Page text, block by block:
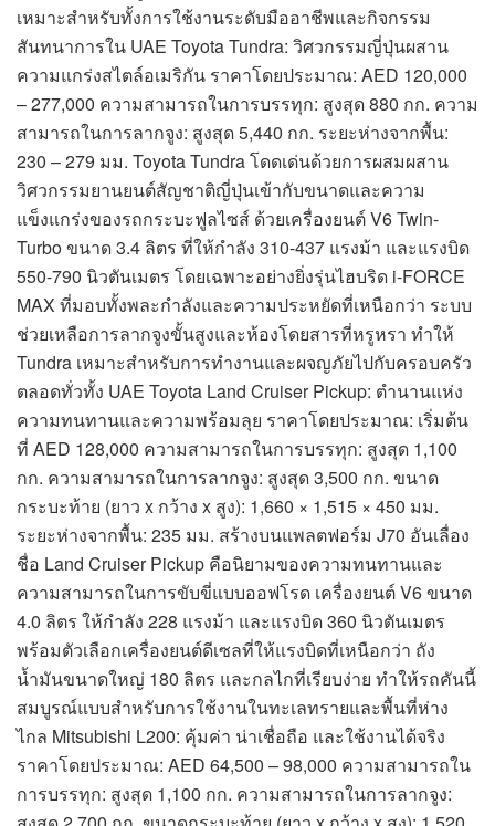
เหมาะสำหรับทั้งการใช้งานระดับมืออาชีพและกิจกรรม
สันทนาการใน UAE Toyota Tundra: วิศวกรรมญี่ปุ่นผสาน
ความแกร่งสไตล์อเมริกัน ราคาโดยประมาณ: AED 120,000
– 277,000 ความสามารถในการบรรทุก: สูงสุด 880 กก. ความ
สามารถในการลากจูง: สูงสุด 5,440 กก. ระยะห่างจากพื้น:
230 – 279 มม. Toyota Tundra โดดเด่นด้วยการผสมผสาน
วิศวกรรมยานยนต์สัญชาติญี่ปุ่นเข้ากับขนาดและความ
แข็งแกร่งของรถกระบะฟูลไซส์ ด้วยเครื่องยนต์ V6 Twin-
Turbo ขนาด 3.4 ลิตร ที่ให้กำลัง 310-437 แรงม้า และแรงบิด
550-790 นิวตันเมตร โดยเฉพาะอย่างยิ่งรุ่นไฮบริด i-FORCE
MAX ที่มอบทั้งพละกำลังและความประหยัดที่เหนือกว่า ระบบ
ช่วยเหลือการลากจูงขั้นสูงและห้องโดยสารที่หรูหรา ทำให้
Tundra เหมาะสำหรับการทำงานและผจญภัยไปกับครอบครัว
ตลอดทั่วทั้ง UAE Toyota Land Cruiser Pickup: ตำนานแห่ง
ความทนทานและความพร้อมลุย ราคาโดยประมาณ: เริ่มต้น
ที่ AED 128,000 ความสามารถในการบรรทุก: สูงสุด 1,100
กก. ความสามารถในการลากจูง: สูงสุด 3,500 กก. ขนาด
กระบะท้าย (ยาว x กว้าง x สูง): 1,660 × 1,515 × 450 มม.
ระยะห่างจากพื้น: 235 มม. สร้างบนแพลตฟอร์ม J70 อันเลื่อง
ชื่อ Land Cruiser Pickup คือนิยามของความทนทานและ
ความสามารถในการขับขี่แบบออฟโรด เครื่องยนต์ V6 ขนาด
4.0 ลิตร ให้กำลัง 228 แรงม้า และแรงบิด 360 นิวตันเมตร
พร้อมตัวเลือกเครื่องยนต์ดีเซลที่ให้แรงบิดที่เหนือกว่า ถัง
น้ำมันขนาดใหญ่ 180 ลิตร และกลไกที่เรียบง่าย ทำให้รถคันนี้
สมบูรณ์แบบสำหรับการใช้งานในทะเลทรายและพื้นที่ห่าง
ไกล Mitsubishi L200: คุ้มค่า น่าเชื่อถือ และใช้งานได้จริง
ราคาโดยประมาณ: AED 64,500 – 98,000 ความสามารถใน
การบรรทุก: สูงสุด 1,100 กก. ความสามารถในการลากจูง: